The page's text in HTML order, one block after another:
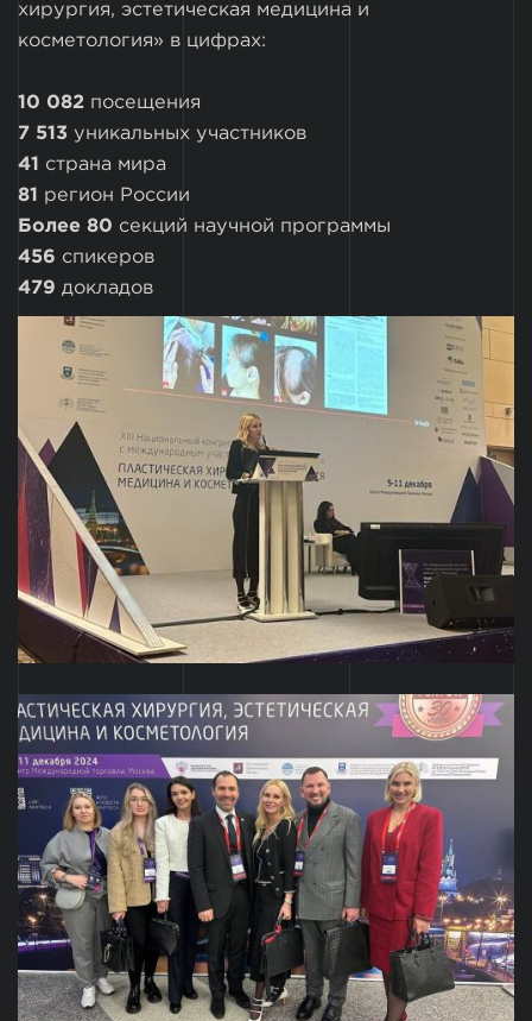
хирургия, эстетическая медицина и
косметология» в цифрах:
10 082 посещения
7 513 уникальных участников
41
страна мира
81
регион России
Более 80 секций научной программы
456 спикеров
479 докладов